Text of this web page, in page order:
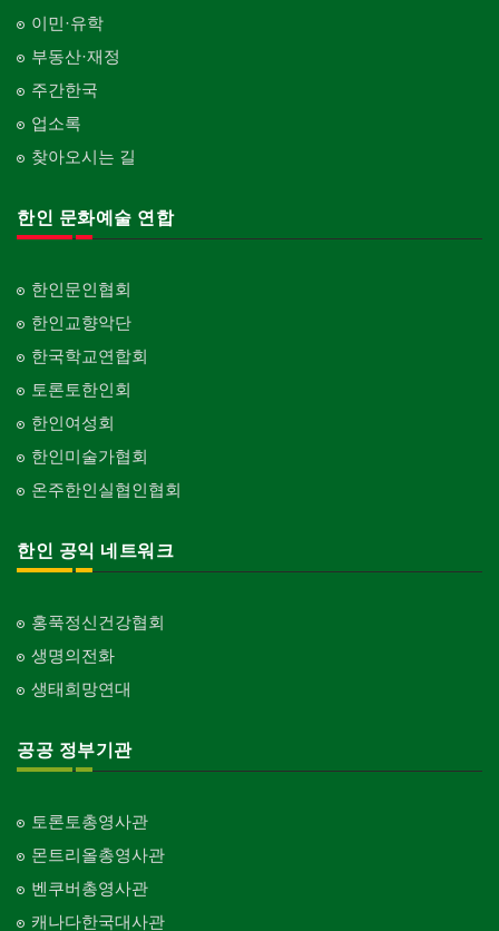
이민·유학
부동산·재정
주간한국
업소록
찾아오시는 길
한인 문화예술 연합
한인문인협회
한인교향악단
한국학교연합회
토론토한인회
한인여성회
한인미술가협회
온주한인실협인협회
한인 공익 네트워크
홍푹정신건강협회
생명의전화
생태희망연대
공공 정부기관
토론토총영사관
몬트리올총영사관
벤쿠버총영사관
캐나다한국대사관